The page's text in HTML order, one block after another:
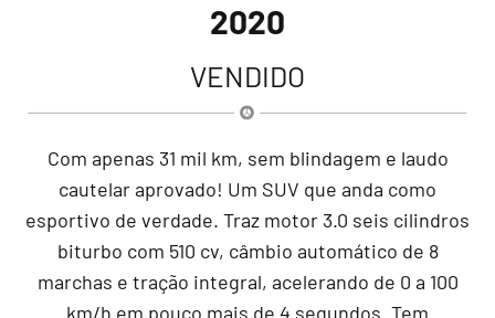
2020
VENDIDO
Com apenas 31 mil km, sem blindagem e laudo
cautelar aprovado! Um SUV que anda como
esportivo de verdade. Traz motor 3.0 seis cilindros
biturbo com 510 cv, câmbio automático de 8
marchas e tração integral, acelerando de 0 a 100
km/h em pouco mais de 4 segundos. Tem